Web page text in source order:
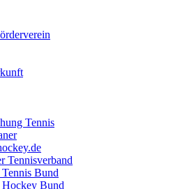
Tennis
Tennisverband
Bund
Hockey Bund